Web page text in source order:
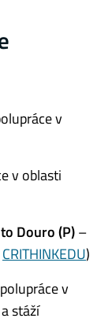
v
v oblasti
Douro (P)–
CRITHINKEDU)
v
stáží